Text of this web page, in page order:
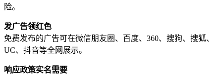
险。
发广告领红色
免费发布的广告可在微信朋友圈、百度、360、搜狗、搜狐、
UC、抖音等全网展示。
响应政策实名需要